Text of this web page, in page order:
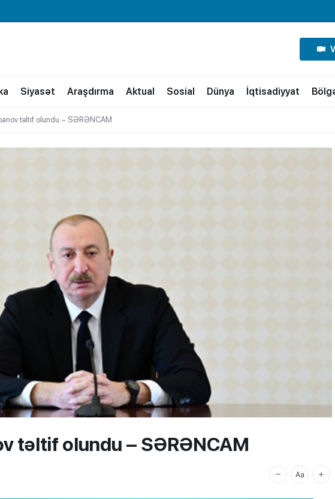
Siyasət Araşdırma Aktual Sosial Dünya İqtisadiyyat
təltif olundu – SƏRƏNCAM
təltif olundu – SƏRƏNCAM